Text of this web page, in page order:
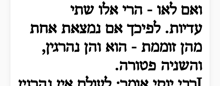
ואם לאו - הרי אלו שתי
עדיות.לפיכך אם נמצאת אחת
מהן זוממת - הוא והן נהרגין,
והשניה פטורה.